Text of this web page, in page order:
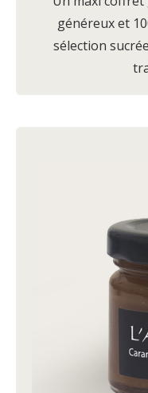
généreux et
sélection